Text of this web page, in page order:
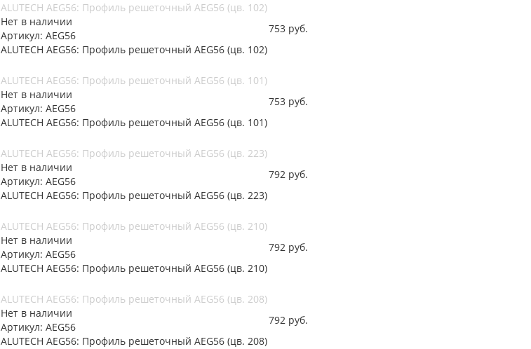
ALUTECH AEG56: Профиль решеточный AEG56 (цв. 102)
Нет в наличии
Артикул: AEG56
ALUTECH AEG56: Профиль решеточный AEG56 (цв. 102)
753 руб.
ALUTECH AEG56: Профиль решеточный AEG56 (цв. 101)
Нет в наличии
Артикул: AEG56
ALUTECH AEG56: Профиль решеточный AEG56 (цв. 101)
753 руб.
ALUTECH AEG56: Профиль решеточный AEG56 (цв. 223)
Нет в наличии
Артикул: AEG56
ALUTECH AEG56: Профиль решеточный AEG56 (цв. 223)
792 руб.
ALUTECH AEG56: Профиль решеточный AEG56 (цв. 210)
Нет в наличии
Артикул: AEG56
ALUTECH AEG56: Профиль решеточный AEG56 (цв. 210)
792 руб.
ALUTECH AEG56: Профиль решеточный AEG56 (цв. 208)
Нет в наличии
Артикул: AEG56
ALUTECH AEG56: Профиль решеточный AEG56 (цв. 208)
792 руб.